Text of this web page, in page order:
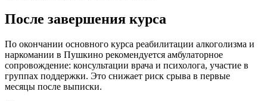
После завершения курса
По окончании основного курса реабилитации алкоголизма и
наркомании в Пушкино рекомендуется амбулаторное
сопровождение: консультации врача и психолога, участие в
группах поддержки. Это снижает риск срыва в первые
месяцы после выписки.